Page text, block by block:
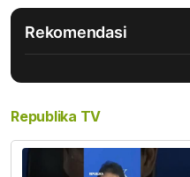
Rekomendasi
Republika TV